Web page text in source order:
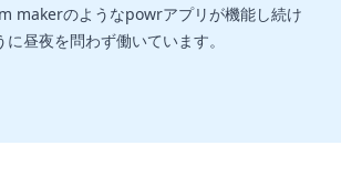
makerのようなpowrアプリが機能し続け
に昼夜を問わず働いています。